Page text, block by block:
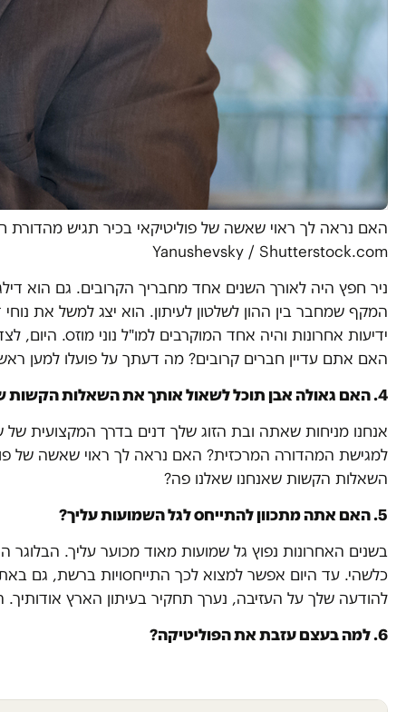
Yanushevsky / Shutterstock.com
ניר חפץ היה לאורך השנים אחד מחבריך הקרובים. גם הוא
ידיעות אחרונות והיה אחד המוקרבים למו"ל נוני מוזס. היום,
האם אתם עדיין חברים קרובים? מה דעתך על פועלו למען
4. האם גאולה אבן תוכל לשאול אותך את השאלות הקשות שאנחנו שואלות פה?
אנחנו מניחות שאתה ובת הזוג שלך דנים בדרך המקצועית
למגישת המהדורה המרכזית? האם נראה לך ראוי שאשה של
השאלות הקשות שאנחנו שאלנו פה?
5. האם אתה מתכוון להתייחס לגל השמועות עליך?
בשנים האחרונות נפוץ גל שמועות מאוד מכוער עליך.
כלשהי. עד היום אפשר למצוא לכך התייחסויות ברשת, גם
להודעה שלך על העזיבה, נערך תחקיר בעיתון הארץ
6. למה בעצם עזבת את הפוליטיקה?